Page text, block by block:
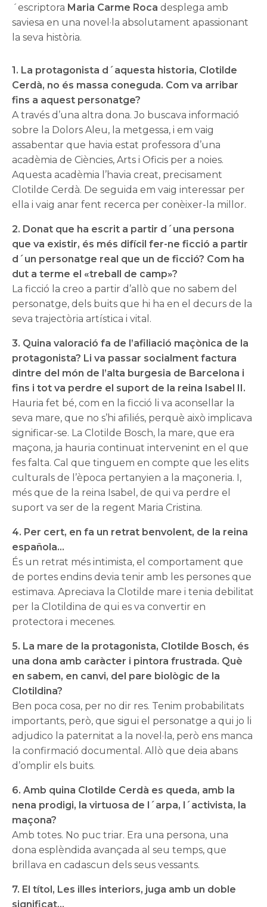
´escriptora Maria Carme Roca desplega amb
saviesa en una novel·la absolutament apassionant
la seva història.
1. La protagonista d´aquesta historia, Clotilde
Cerdà, no és massa coneguda. Com va arribar
fins a aquest personatge?
A través d’una altra dona. Jo buscava informació
sobre la Dolors Aleu, la metgessa, i em vaig
assabentar que havia estat professora d’una
acadèmia de Ciències, Arts i Oficis per a noies.
Aquesta acadèmia l’havia creat, precisament
Clotilde Cerdà. De seguida em vaig interessar per
ella i vaig anar fent recerca per conèixer-la millor.
2. Donat que ha escrit a partir d´una persona
que va existir, és més difícil fer-ne ficció a partir
d´un personatge real que un de ficció? Com ha
dut a terme el «treball de camp»?
La ficció la creo a partir d’allò que no sabem del
personatge, dels buits que hi ha en el decurs de la
seva trajectòria artística i vital.
3. Quina valoració fa de l’afiliació maçònica de la
protagonista? Li va passar socialment factura
dintre del món de l’alta burgesia de Barcelona i
fins i tot va perdre el suport de la reina Isabel II.
Hauria fet bé, com en la ficció li va aconsellar la
seva mare, que no s’hi afiliés, perquè això implicava
significar-se. La Clotilde Bosch, la mare, que era
maçona, ja hauria continuat intervenint en el que
fes falta. Cal que tinguem en compte que les elits
culturals de l’època pertanyien a la maçoneria. I,
més que de la reina Isabel, de qui va perdre el
suport va ser de la regent Maria Cristina.
4. Per cert, en fa un retrat benvolent, de la reina
española…
És un retrat més intimista, el comportament que
de portes endins devia tenir amb les persones que
estimava. Apreciava la Clotilde mare i tenia debilitat
per la Clotildina de qui es va convertir en
protectora i mecenes.
5. La mare de la protagonista, Clotilde Bosch, és
una dona amb caràcter i pintora frustrada. Què
en sabem, en canvi, del pare biològic de la
Clotildina?
Ben poca cosa, per no dir res. Tenim probabilitats
importants, però, que sigui el personatge a qui jo li
adjudico la paternitat a la novel·la, però ens manca
la confirmació documental. Allò que deia abans
d’omplir els buits.
6. Amb quina Clotilde Cerdà es queda, amb la
nena prodigi, la virtuosa de l´arpa, l´activista, la
maçona?
Amb totes. No puc triar. Era una persona, una
dona esplèndida avançada al seu temps, que
brillava en cadascun dels seus vessants.
7. El títol, Les illes interiors, juga amb un doble
significat…